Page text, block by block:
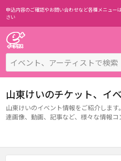
申込内容のご確認やお問い合わせなど各種メニューは
さい
山東けいのチケット、イ
山東けいのイベント情報をご紹介しま
連画像、動画、記事など、様々な情報コ